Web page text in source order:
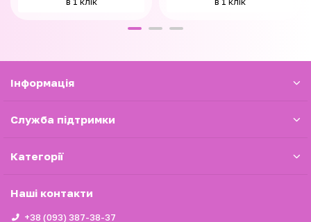
Iнформація
Служба підтримки
Категорії
Наші контакти
+38 (093) 387-38-37